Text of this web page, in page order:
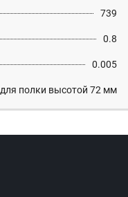
739
0.8
0.005
для полки высотой 72 мм